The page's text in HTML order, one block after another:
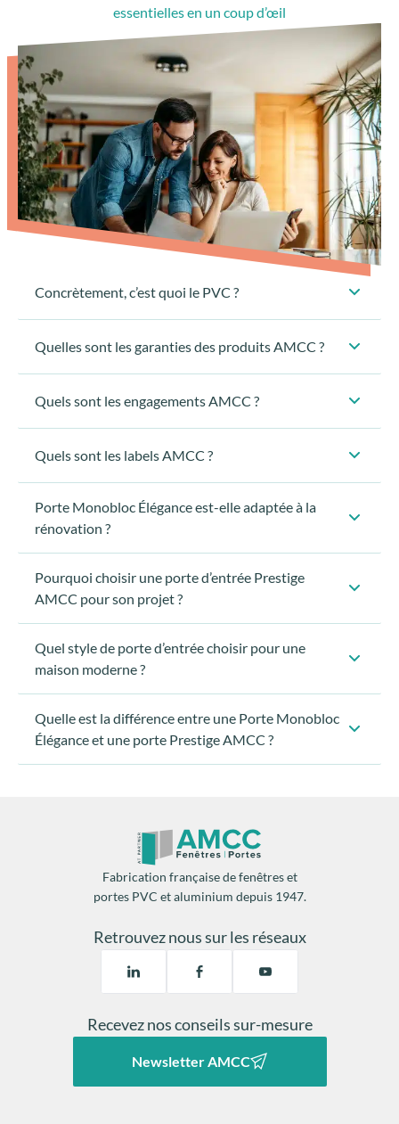
essentielles en un coup d’œil
Concrètement, c’est quoi le PVC ?
Quelles sont les garanties des produits AMCC ?
La garantie légale décennale :
La garantie AMCC :
La garantie exclusive Club AMCC :
Quels sont les engagements AMCC ?
Quels sont les labels AMCC ?
Porte Monobloc Élégance est-elle adaptée à la
rénovation ?
construction neuve
chantiers de rénovation
Pourquoi choisir une porte d’entrée Prestige
AMCC pour son projet ?
Quel style de porte d’entrée choisir pour une
maison moderne ?
Quelle est la différence entre une Porte Monobloc
Élégance et une porte Prestige AMCC ?
Fabrication française de fenêtres et
portes PVC et aluminium depuis 1947.
Retrouvez nous sur les réseaux
Recevez nos conseils sur-mesure
Newsletter AMCC